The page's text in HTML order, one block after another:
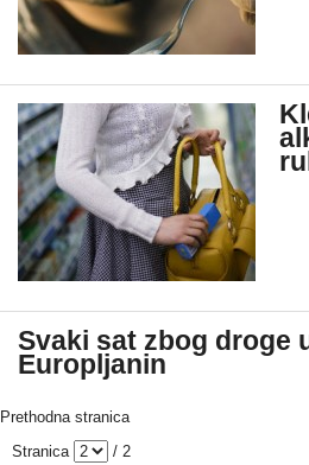
Svaki sat zbog droge
Europljanin
Prethodna stranica
Stranica
/ 2